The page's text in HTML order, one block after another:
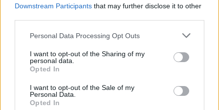
Downstream Participants that may further disclose it to other
Personal Data Processing Opt Outs
I want to opt-out of the Sharing of my
personal data.
Opted In
I want to opt-out of the Sale of my
Personal Data.
Opted In
Λαμία: Απατεώνες άρπαξαν μεγάλο
χρηματικό ποσό από ηλικιωμένη
7 Αυγούστου 2026, 21:19
Δημοτικό Γήπεδο Μουζακίου (+Φώτο)
7 Αυγούστου 2026, 20:56